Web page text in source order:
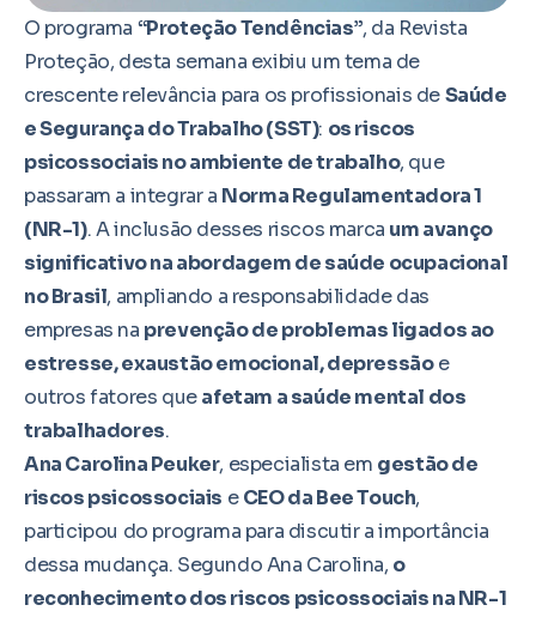
O programa “Proteção Tendências”, da Revista
Proteção, desta semana exibiu um tema de
crescente relevância para os profissionais deSaúde
e Segurança do Trabalho (SST): os riscos
psicossociais no ambiente de trabalho, que
passaram a integrar a Norma Regulamentadora 1
(NR-1). A inclusão desses riscos marca um avanço
significativo na abordagem de saúde ocupacional
no Brasil, ampliando a responsabilidade das
empresas na prevenção de problemas ligados ao
estresse, exaustão emocional, depressãoe
outros fatores queafetam a saúde mental dos
trabalhadores.
Ana Carolina Peuker, especialista em gestão de
riscos psicossociais eCEO da Bee Touch,
participou do programa para discutir a importância
dessa mudança. Segundo Ana Carolina, o
reconhecimento dos riscos psicossociais na NR-1